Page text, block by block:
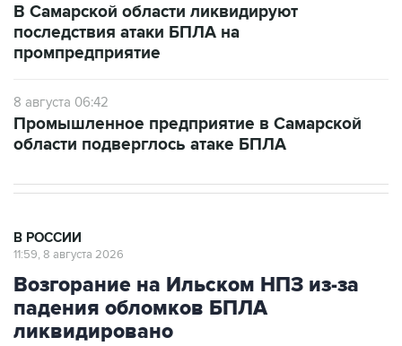
В Самарской области ликвидируют
последствия атаки БПЛА на
промпредприятие
8 августа 06:42
Промышленное предприятие в Самарской
области подверглось атаке БПЛА
В РОССИИ
11:59, 8 августа 2026
Возгорание на Ильском НПЗ из-за
падения обломков БПЛА
ликвидировано